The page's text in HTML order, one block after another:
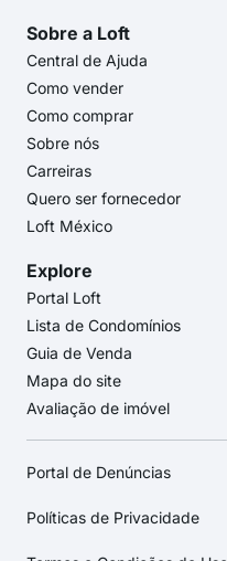
Sobre a Loft
Central de Ajuda
Como vender
Como comprar
Sobre nós
Carreiras
Quero ser fornecedor
Loft México
Explore
Portal Loft
Lista de Condomínios
Guia de Venda
Mapa do site
Avaliação de imóvel
Portal de Denúncias
Políticas de Privacidade